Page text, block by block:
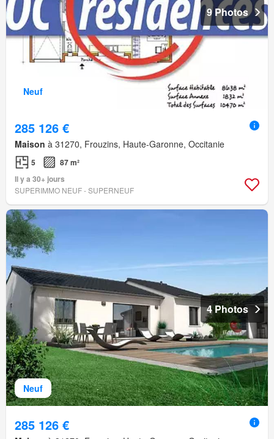
Neuf
9 Photos
285 126 €
Maison à 31270, Frouzins, Haute-Garonne, Occitanie
5
87 m²
Il y a 30+ jours
SUPERIMMO NEUF - SUPERNEUF
Neuf
4 Photos
285 126 €